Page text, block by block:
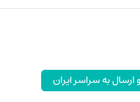
به سراسر ایران